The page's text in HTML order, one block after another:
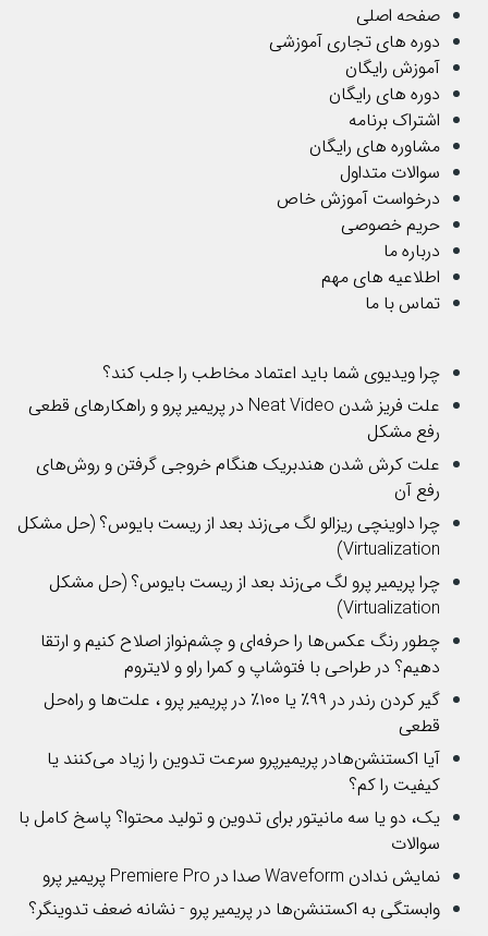
صفحه اصلی
دوره های تجاری آموزشی
آموزش رایگان
دوره های رایگان
اشتراک برنامه
مشاوره های رایگان
سوالات متداول
درخواست آموزش خاص
حریم خصوصی
درباره ما
اطلاعیه های مهم
تماس با ما
چرا ویدیوی شما باید اعتماد مخاطب را جلب کند؟
علت فریز شدن Neat Video در پریمیر پرو و راهکارهای قطعی
رفع مشکل
علت کرش شدن هندبریک هنگام خروجی گرفتن و روش‌های
رفع آن
چرا داوینچی ریزالو لگ می‌زند بعد از ریست بایوس؟ (حل مشکل
Virtualization)
چرا پریمیر پرو لگ می‌زند بعد از ریست بایوس؟ (حل مشکل
Virtualization)
چطور رنگ عکس‌ها را حرفه‌ای و چشم‌نواز اصلاح کنیم و ارتقا
دهیم؟ در طراحی با فتوشاپ و کمرا راو و لایتروم
گیر کردن رندر در ۹۹٪ یا ۱۰۰٪ در پریمیر پرو ، علت‌ها و راه‌حل
قطعی
آیا اکستنشن‌هادر پریمیرپرو سرعت تدوین را زیاد می‌کنند یا
کیفیت را کم؟
یک، دو یا سه مانیتور برای تدوین و تولید محتوا؟ پاسخ کامل با
سوالات
نمایش ندادن Waveform صدا در Premiere Pro پریمیر پرو
وابستگی به اکستنشن‌ها در پریمیر پرو - نشانه ضعف تدوینگر؟